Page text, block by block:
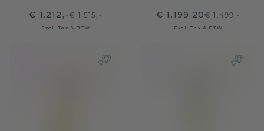
€ 1.212,-€ 1.515,-
Excl. Tax & BTW
€ 1.199,20€ 1.499,-
Excl. Tax & BTW